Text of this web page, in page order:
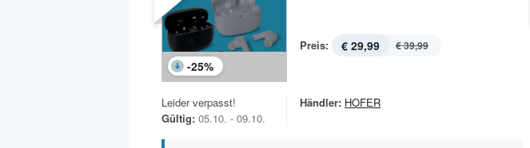
-25%
Preis: € 29,99 € 39,99
Leider verpasst!
Gültig: 05.10. - 09.10.
Händler: HOFER